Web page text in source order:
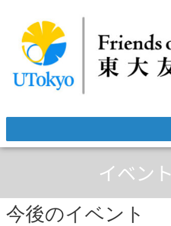
イベント
今後のイベント